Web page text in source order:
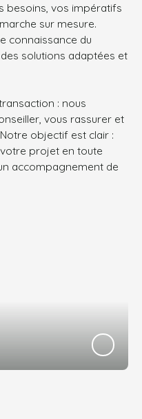
besoins, vos impératifs
sur mesure.
connaissance du
solutions adaptées et
: nous
vous rassurer et
Notre objectif est clair :
projet en toute
accompagnement de